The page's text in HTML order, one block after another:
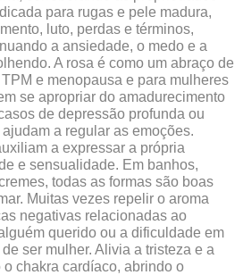
para rugas e pele madura,
luto, perdas e términos,
a ansiedade, o medo e a
A rosa é como um abraço de
e menopausa e para mulheres
se apropriar do amadurecimento
de depressão profunda ou
a regular as emoções.
a expressar a própria
e sensualidade. Em banhos,
todas as formas são boas
Muitas vezes repelir o aroma
negativas relacionadas ao
querido ou a dificuldade em
ser mulher. Alivia a tristeza e a
chakra cardíaco, abrindo o